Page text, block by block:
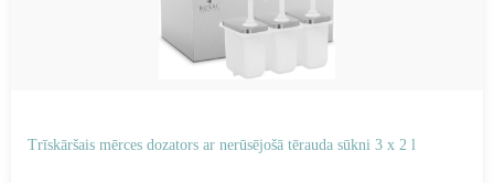
Trīskāršais mērces dozators ar nerūsējošā tērauda sūkni 3 x 2 l